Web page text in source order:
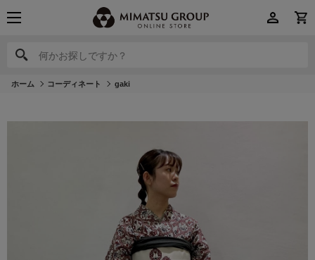
何かお探しですか？
何かお探しですか？
ホーム コーディネート gaki